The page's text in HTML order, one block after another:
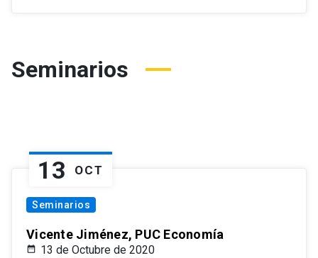
Seminarios
13 OCT
Seminarios
Vicente Jiménez, PUC Economía
13 de Octubre de 2020